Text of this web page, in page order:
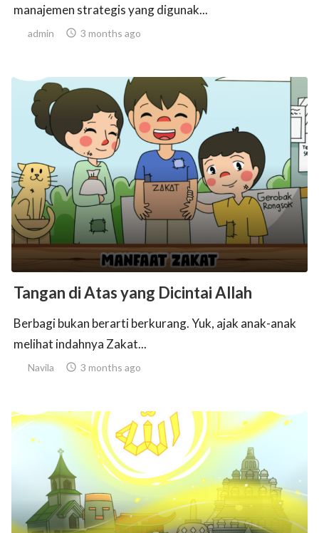
manajemen strategis yang digunak...
admin  3 months ago
Tangan di Atas yang Dicintai Allah
Berbagi bukan berarti berkurang. Yuk, ajak anak-anak
melihat indahnya Zakat...
Navila  3 months ago